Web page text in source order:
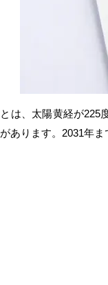
は、太陽黄経が225
あります。2031年ま